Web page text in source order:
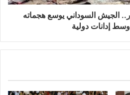
الجيش السوداني يوسع هجماته
وسط إدانات دولية